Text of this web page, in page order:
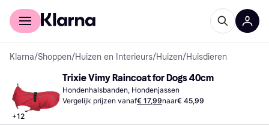
Voor shoppers
Klarna/Shoppen/Huizen en Interieurs/Huizen/Huisdieren
+12
Trixie Vimy Raincoat for Dogs 40cm
Hondenhalsbanden, Hondenjassen
Vergelijk prijzen vanaf€ 17,99naar€ 45,99